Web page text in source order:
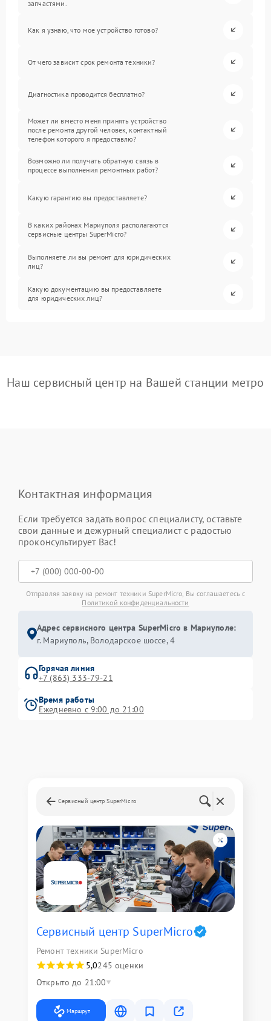
запчастями.
Как я узнаю, что мое устройство готово?
От чего зависит срок ремонта техники?
Диагностика проводится бесплатно?
Может ли вместо меня принять устройство
после ремонта другой человек, контактный
телефон которого я предоставлю?
Возможно ли получать обратную связь в
процессе выполнения ремонтных работ?
Какую гарантию вы предоставляете?
В каких районах Мариуполя располагаются
сервисные центры SuperMicro?
Выполняете ли вы ремонт для юридических
лиц?
Какую документацию вы предоставляете
для юридических лиц?
Наш сервисный центр на Вашей станции метро
Контактная информация
Если требуется задать вопрос специалисту, оставьте
свои данные и дежурный специалист с радостью
проконсультирует Вас!
Отправляя заявку на ремонт техники SuperMicro, Вы соглашаетесь с
Политикой конфиденциальности
Адрес сервисного центра SuperMicro в Мариуполе:
г. Мариуполь, Володарское шоссе, 4
Горячая линия
+7 (863) 333-79-21
Время работы
Ежедневно с 9:00 до 21:00
Сервисный центр SuperMicro
Сервисный центр SuperMicro
Ремонт техники SuperMicro
5,0245 оценки
Открыто до 21:00
Маршрут